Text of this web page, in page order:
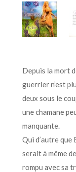
Depuis la mort
guerrier n’est
deux sous le
une chamane
manquante.
Qui d’autre que
serait à même
rompu avec sa